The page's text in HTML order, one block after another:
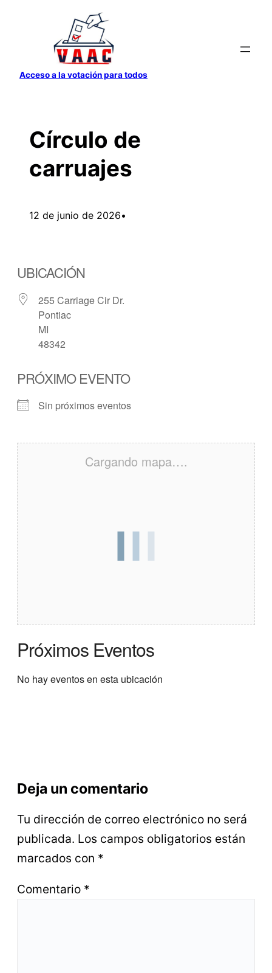
contenido
Acceso a la votación para todos
Círculo de
carruajes
12 de junio de 2026•
UBICACIÓN
255 Carriage Cir Dr.
Pontiac
MI
48342
PRÓXIMO EVENTO
Sin próximos eventos
Cargando mapa….
Próximos Eventos
No hay eventos en esta ubicación
Deja un comentario
Tu dirección de correo electrónico no será
publicada. Los campos obligatorios están
marcados con *
Comentario *